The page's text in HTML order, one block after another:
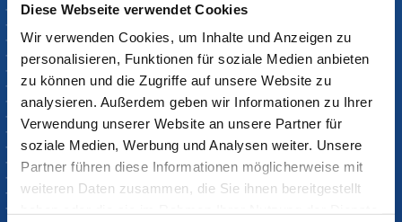
Diese Webseite verwendet Cookies
Wir verwenden Cookies, um Inhalte und Anzeigen zu
personalisieren, Funktionen für soziale Medien anbieten
zu können und die Zugriffe auf unsere Website zu
analysieren. Außerdem geben wir Informationen zu Ihrer
Verwendung unserer Website an unsere Partner für
soziale Medien, Werbung und Analysen weiter. Unsere
Partner führen diese Informationen möglicherweise mit
weiteren Daten zusammen, die Sie ihnen bereitgestellt
Ihnen alle unsere Lösungen zeigen können.
Sie bevorzugen Online? Unsere Spezialisten
führen Sie gerne mit dem iPhone und Zoom
durch unser Interactive Experience Center. Es
werden Live-Bilder gezeigt, und Sie können direkt
von zu Hause/vom Arbeitsplatz aus Fragen
stellen. Buchen Sie jetzt einen Termin: